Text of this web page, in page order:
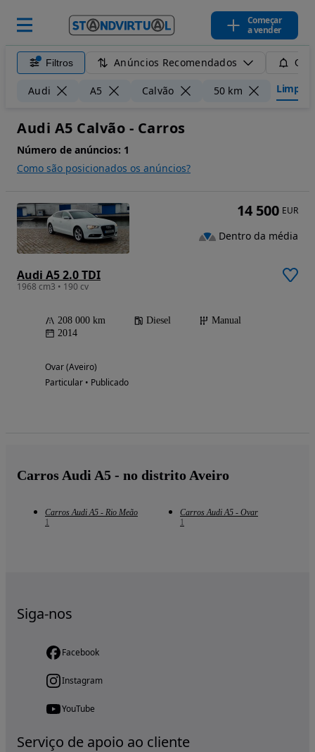
Começar
a vender
Filtros Anúncios Recomendados
Audi A5 Calvão 50 km Limpar
Audi A5 Calvão - Carros
Número de anúncios: 1
Como são posicionados os anúncios?
Audi A5 2.0 TDI
1968 cm3 • 190 cv
208 000 km Diesel
Manual
2014
Ovar (Aveiro)
Particular • Publicado
14 500 EUR
Dentro da média
Carros Audi A5 - no distrito Aveiro
Carros Audi A5 - Rio Meão
1
Carros Audi A5 - Ovar
1
Siga-nos
Facebook
Instagram
YouTube
Serviço de apoio ao cliente